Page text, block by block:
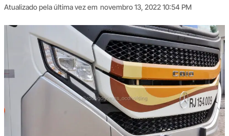
Atualizado pela última vez em novembro 13, 2022 10:54 PM